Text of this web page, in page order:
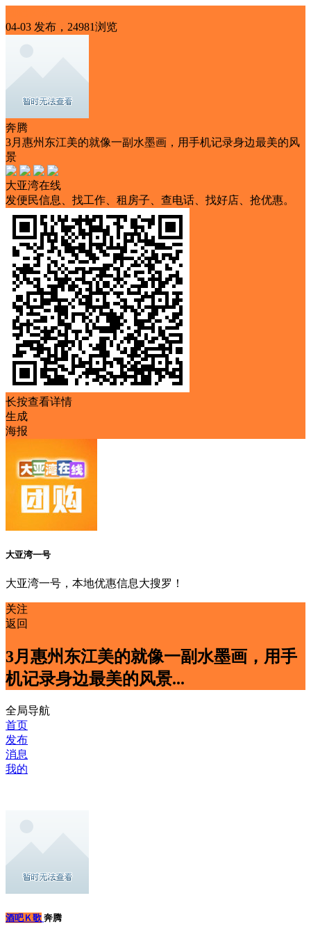
04-03 发布，24981浏览
奔腾
3月惠州东江美的就像一副水墨画，用手机记录身边最美的风
景
大亚湾在线
发便民信息、找工作、租房子、查电话、找好店、抢优惠。
长按查看详情
生成
海报
大亚湾一号
大亚湾一号，本地优惠信息大搜罗！
关注
返回
3月惠州东江美的就像一副水墨画，用手
机记录身边最美的风景...
全局导航
首页
发布
消息
我的
酒吧Ｋ歌 奔腾